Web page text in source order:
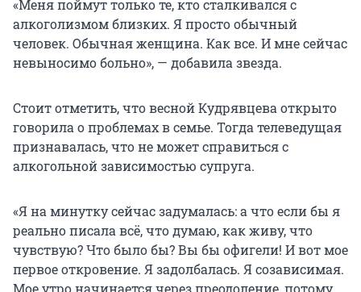
«Меня поймут только те, кто сталкивался с
алкоголизмом близких. Я просто обычный
человек. Обычная женщина. Как все. И мне сейчас
невыносимо больно», — добавила звезда.
Стоит отметить, что весной Кудрявцева открыто
говорила о проблемах в семье. Тогда телеведущая
признавалась, что не может справиться с
алкогольной зависимостью супруга.
«Я на минутку сейчас задумалась: а что если бы я
реально писала всё, что думаю, как живу, что
чувствую? Что было бы? Вы бы офигели! И вот мое
первое откровение. Я задолбалась. Я созависимая.